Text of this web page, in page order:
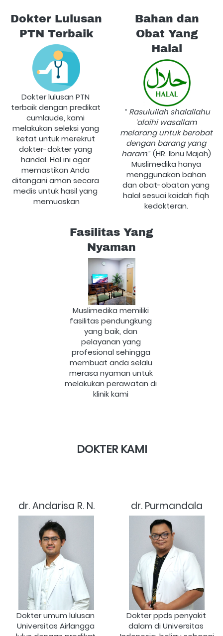
Dokter Lulusan
PTN Terbaik
Dokter lulusan PTN
terbaik dengan predikat
cumlaude, kami
melakukan seleksi yang
ketat untuk merekrut
dokter-dokter yang
handal. Hal ini agar
memastikan Anda
ditangani aman secara
medis untuk hasil yang
memuaskan
Bahan dan
Obat Yang
Halal
“ Rasulullah shalallahu
‘alaihi wasallam
melarang untuk berobat
dengan barang yang
haram.” (HR. Ibnu Majah)
Muslimedika hanya
menggunakan bahan
dan obat-obatan yang
halal sesuai kaidah fiqh
kedokteran.
Fasilitas Yang
Nyaman
Muslimedika memiliki
fasilitas pendungkung
yang baik, dan
pelayanan yang
profesional sehingga
membuat anda selalu
merasa nyaman untuk
melakukan perawatan di
klinik kami
DOKTER KAMI
dr. Andarisa R. N.
Dokter umum lulusan
Universitas Airlangga
dr. Purmandala
Dokter ppds penyakit
dalam di Universitas